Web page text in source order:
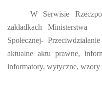
W Serwisie
zakładkach Ministerstwa
Społecznej-
aktualne aktu prawne,
informatory, wytyczne, wzory